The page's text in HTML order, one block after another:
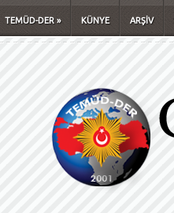
TEMÜD-DER » KÜNYE ARŞİV